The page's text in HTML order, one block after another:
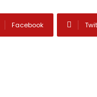
Facebook